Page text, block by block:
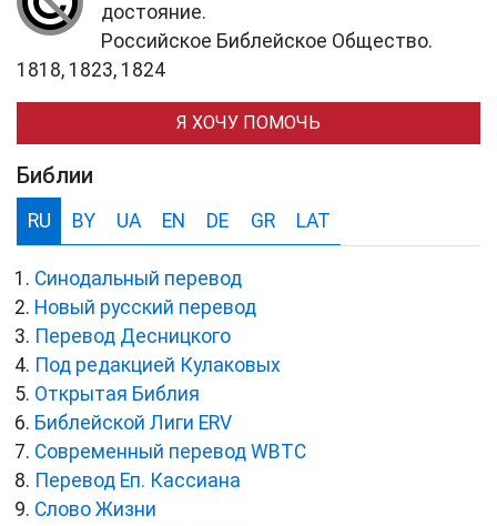
достояние.
Российское Библейское Общество.
1818, 1823, 1824
Я ХОЧУ ПОМОЧЬ
Библии
RU BY UA EN DE GR LAT
Синодальный перевод
Новый русский перевод
Перевод Десницкого
Под редакцией Кулаковых
Открытая Библия
Библейской Лиги ERV
Cовременный перевод WBTC
Перевод Еп. Кассиана
Слово Жизни